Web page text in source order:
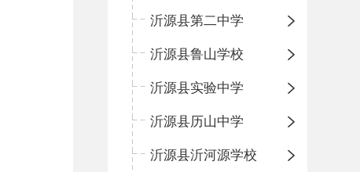
沂源县第二中学
沂源县鲁山学校
沂源县实验中学
沂源县历山中学
沂源县沂河源学校